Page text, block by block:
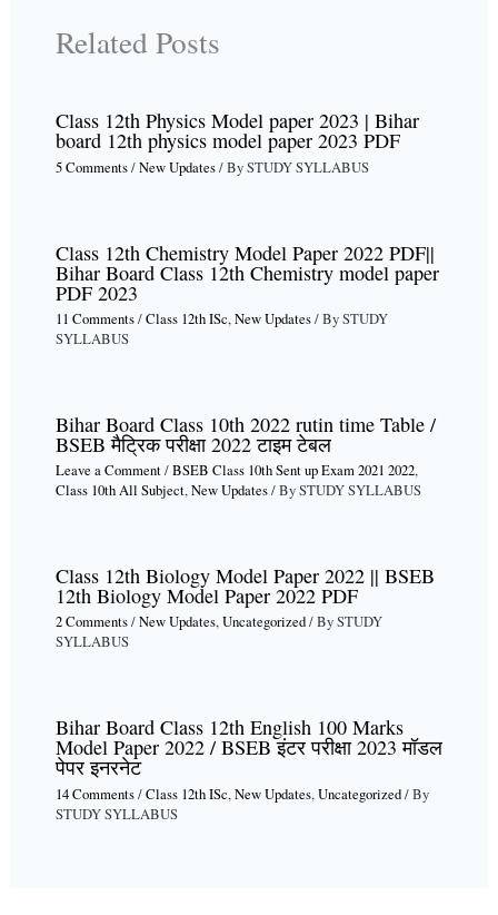
Related Posts
Class 12th Physics Model paper 2023 | Bihar
board 12th physics model paper 2023 PDF
5 Comments/New Updates/ BySTUDY SYLLABUS
Class 12th Chemistry Model Paper 2022 PDF||
Bihar Board Class 12th Chemistry model paper
PDF 2023
11 Comments/Class 12th ISc,New Updates/ BySTUDY
SYLLABUS
Bihar Board Class 10th 2022 rutin time Table /
BSEB मैट्रिक परीक्षा 2022 टाइम टेबल
Leave a Comment/BSEB Class 10th Sent up Exam 2021 2022,
Class 10th All Subject,New Updates/ BySTUDY SYLLABUS
Class 12th Biology Model Paper 2022 || BSEB
12th Biology Model Paper 2022 PDF
2 Comments/New Updates,Uncategorized/ BySTUDY
SYLLABUS
Bihar Board Class 12th English 100 Marks
Model Paper 2022 / BSEB इंटर परीक्षा 2023 मॉडल
पेपर इनरनेट
14 Comments/Class 12th ISc,New Updates,Uncategorized/ By
STUDY SYLLABUS